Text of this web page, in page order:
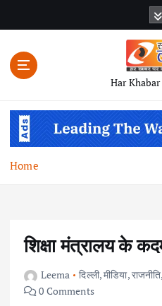
n
Har
Home
शिक्षा मंत्रालय के
Leema दिल्ली,मीडिया,राजनीति,
0 Comments